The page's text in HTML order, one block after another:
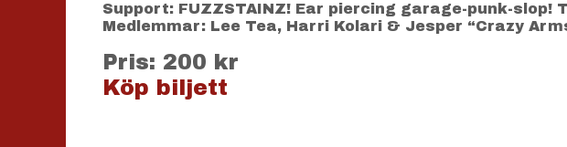
Support: FUZZSTAINZ! Ear piercing garage-punk-slop!
Medlemmar: Lee Tea, Harri Kolari & Jesper “Crazy
Pris: 200 kr
Köp biljett